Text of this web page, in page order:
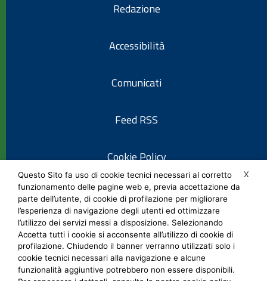
Redazione
Accessibilità
Comunicati
Feed RSS
Cookie Policy
Informativa privacy
Note legali
Social Media Policy
X
Questo Sito fa uso di cookie tecnici necessari al corretto
funzionamento delle pagine web e, previa accettazione da
parte dell’utente, di cookie di profilazione per migliorare
l’esperienza di navigazione degli utenti ed ottimizzare
l’utilizzo dei servizi messi a disposizione. Selezionando
Accetta tutti i cookie si acconsente all’utilizzo di cookie di
profilazione. Chiudendo il banner verranno utilizzati solo i
cookie tecnici necessari alla navigazione e alcune
funzionalità aggiuntive potrebbero non essere disponibili.